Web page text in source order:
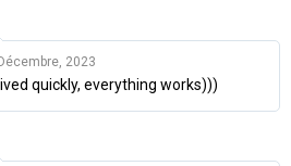
2023
quickly, everything works)))